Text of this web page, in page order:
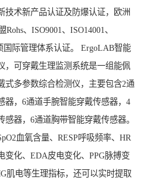
技术新产品认证及防爆认证，欧洲
、ISO9001、ISO14001、
国际管理体系认证。 ErgoLAB智能
，可穿戴生理监测系统是一组能佩
式多参数综合检测仪，主要包含2通
器，6通道手腕智能穿戴传感器，4
感器，6通道胸带智能穿戴传感器。
血氧含量、RESP呼吸频率、HR
变化、EDA皮电变化、PPG脉搏变
肌电等生理指标，还可以实时提取